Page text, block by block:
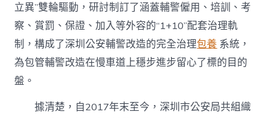
立異”雙輪驅動，研討制訂了涵蓋輔警僱用、培訓、考
察、賞罰、保證、加入等外容的“1+10”配套治理軌
制，構成了深圳公安輔警改造的完全治理包養 系統，
為包管輔警改造在慢車道上穩步進步留心了標的目的
盤。
據清楚，自2017年末至今，深圳市公安局共組織